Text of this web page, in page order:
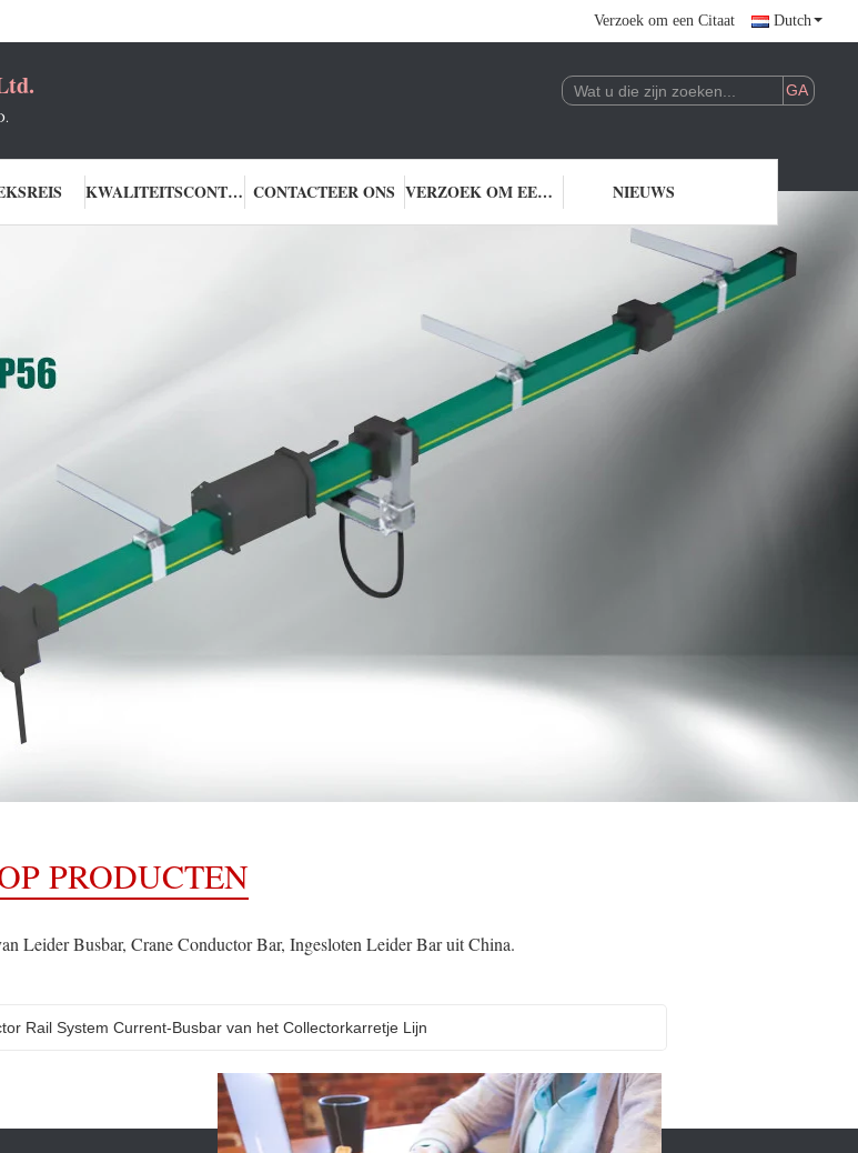
Verzoek om een Citaat Dutch
KWALITEITSCONTROLE CONTACTEER ONS VERZOEK OM EEN CITAAT NIEUWS
PRODUCTEN
Leider Busbar, Crane Conductor Bar, Ingesloten Leider Bar uit China.
Rail System Current-Busbar van het Collectorkarretje Lijn